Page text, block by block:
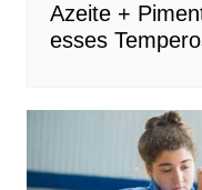
Azeite +
esses